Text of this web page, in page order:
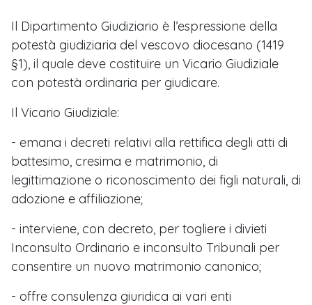
Il Dipartimento Giudiziario è l’espressione della
potestà giudiziaria del vescovo diocesano (1419
§1), il quale deve costituire un Vicario Giudiziale
con potestà ordinaria per giudicare.
Il Vicario Giudiziale:
- emana i decreti relativi alla rettifica degli atti di
battesimo, cresima e matrimonio, di
legittimazione o riconoscimento dei figli naturali, di
adozione e affiliazione;
- interviene, con decreto, per togliere i divieti
Inconsulto Ordinario e inconsulto Tribunali per
consentire un nuovo matrimonio canonico;
- offre consulenza giuridica ai vari enti